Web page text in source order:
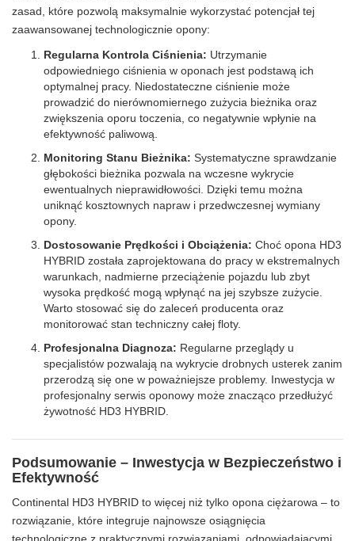
zasad, które pozwolą maksymalnie wykorzystać potencjał tej
zaawansowanej technologicznie opony:
Regularna Kontrola Ciśnienia: Utrzymanie
odpowiedniego ciśnienia w oponach jest podstawą ich
optymalnej pracy. Niedostateczne ciśnienie może
prowadzić do nierównomiernego zużycia bieżnika oraz
zwiększenia oporu toczenia, co negatywnie wpłynie na
efektywność paliwową.
Monitoring Stanu Bieżnika: Systematyczne sprawdzanie
głębokości bieżnika pozwala na wczesne wykrycie
ewentualnych nieprawidłowości. Dzięki temu można
uniknąć kosztownych napraw i przedwczesnej wymiany
opony.
Dostosowanie Prędkości i Obciążenia: Choć opona HD3
HYBRID została zaprojektowana do pracy w ekstremalnych
warunkach, nadmierne przeciążenie pojazdu lub zbyt
wysoka prędkość mogą wpłynąć na jej szybsze zużycie.
Warto stosować się do zaleceń producenta oraz
monitorować stan techniczny całej floty.
Profesjonalna Diagnoza: Regularne przeglądy u
specjalistów pozwalają na wykrycie drobnych usterek zanim
przerodzą się one w poważniejsze problemy. Inwestycja w
profesjonalny serwis oponowy może znacząco przedłużyć
żywotność HD3 HYBRID.
Podsumowanie – Inwestycja w Bezpieczeństwo i
Efektywność
Continental HD3 HYBRID to więcej niż tylko opona ciężarowa – to
rozwiązanie, które integruje najnowsze osiągnięcia